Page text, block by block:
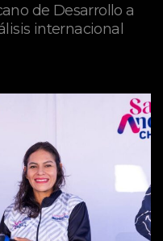
de Desarrollo a
internacional